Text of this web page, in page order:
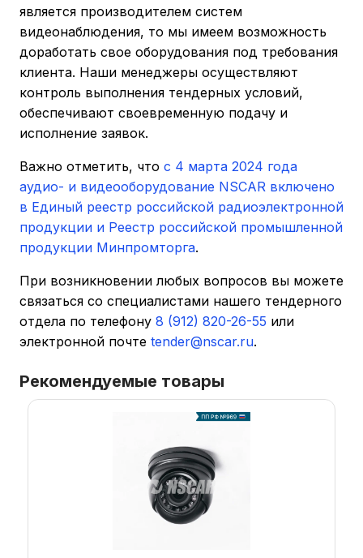
является производителем систем
видеонаблюдения, то мы имеем возможность
доработать свое оборудования под требования
клиента. Наши менеджеры осуществляют
контроль выполнения тендерных условий,
обеспечивают своевременную подачу и
исполнение заявок.
Важно отметить, что с 4 марта 2024 года
аудио- и видеооборудование NSCAR включено
в Единый реестр российской радиоэлектронной
продукции и Реестр российской промышленной
продукции Минпромторга.
При возникновении любых вопросов вы можете
связаться со специалистами нашего тендерного
отдела по телефону 8 (912) 820-26-55 или
электронной почте tender@nscar.ru.
Рекомендуемые товары